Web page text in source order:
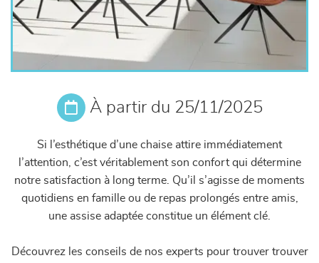
À partir du 25/11/2025
Si l’esthétique d’une chaise attire immédiatement
l’attention, c’est véritablement son confort qui détermine
notre satisfaction à long terme. Qu’il s’agisse de moments
quotidiens en famille ou de repas prolongés entre amis,
une assise adaptée constitue un élément clé.
Découvrez les conseils de nos experts pour trouver trouver